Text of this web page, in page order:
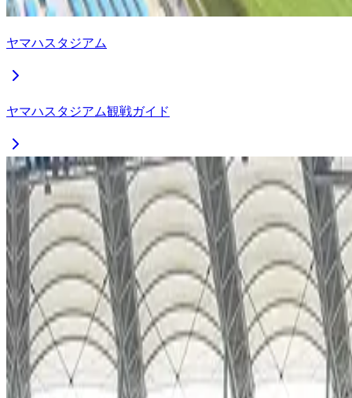
ヤマハスタジアム
ヤマハスタジアム観戦ガイド